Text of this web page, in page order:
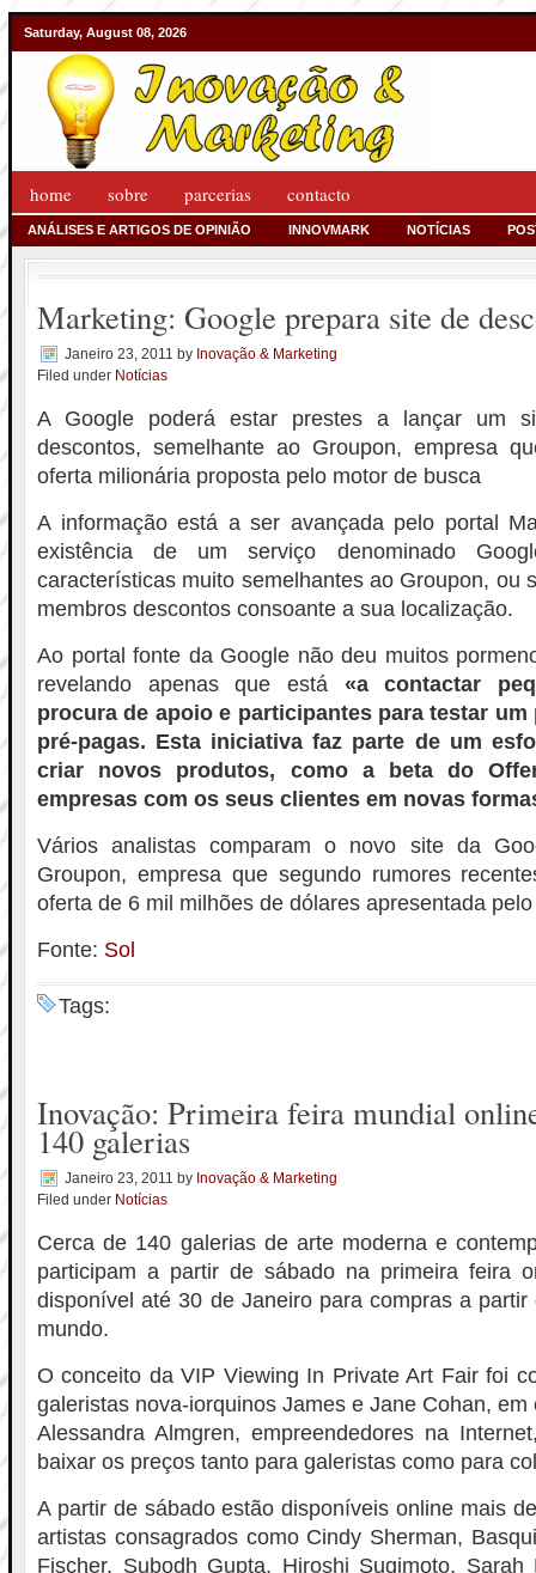
Saturday, August 08, 2026
home sobre parcerias contacto
ANÁLISES E ARTIGOS DE OPINIÃO INNOVMARK NOTÍCIAS
Marketing: Google prepara site de
Janeiro 23, 2011 by Inovação & Marketing
Filed under Notícias
A Google poderá estar prestes a lançar um
descontos, semelhante ao Groupon, empresa
oferta milionária proposta pelo motor de busca
A informação está a ser avançada pelo portal
existência de um serviço denominado
características muito semelhantes ao Groupon, ou
membros descontos consoante a sua localização.
Ao portal fonte da Google não deu muitos
revelando apenas que está «a contactar
procura de apoio e participantes para testar
pré-pagas. Esta iniciativa faz parte de um
criar novos produtos, como a beta do
empresas com os seus clientes em novas
Vários analistas comparam o novo site da
Groupon, empresa que segundo rumores
oferta de 6 mil milhões de dólares apresentada
Fonte: Sol
Tags:
Inovação: Primeira feira mundial
140 galerias
Janeiro 23, 2011 by Inovação & Marketing
Filed under Notícias
Cerca de 140 galerias de arte moderna e
participam a partir de sábado na primeira feira
disponível até 30 de Janeiro para compras a
mundo.
O conceito da VIP Viewing In Private Art Fair foi
galeristas nova-iorquinos James e Jane Cohan,
Alessandra Almgren, empreendedores na
baixar os preços tanto para galeristas como para
A partir de sábado estão disponíveis online mais
artistas consagrados como Cindy Sherman,
Fischer, Subodh Gupta, Hiroshi Sugimoto, Sarah